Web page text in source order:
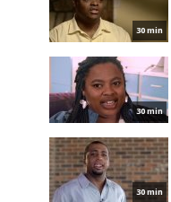
30 min
30 min
30 min